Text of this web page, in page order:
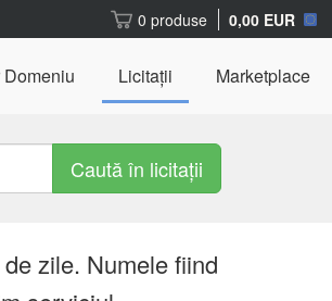
0 produse 0,00 EUR
Licitații Marketplace
Caută în licitații
zile. Numele fiind